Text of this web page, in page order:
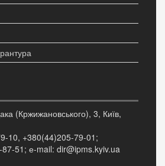
(Кржижановського), 3, Київ,
10, +380(44)205-79-01;
51; е-mail: dir@ipms.kyiv.ua